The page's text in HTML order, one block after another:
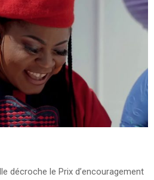
décroche le Prix d’encouragement